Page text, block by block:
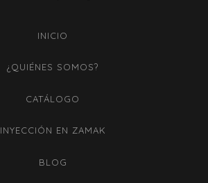
INICIO
¿QUIÉNES SOMOS?
CATÁLOGO
INYECCIÓN EN ZAMAK
BLOG